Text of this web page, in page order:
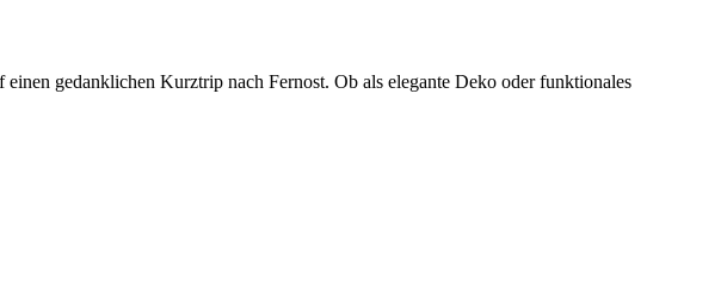
gedanklichen Kurztrip nach Fernost. Ob als elegante Deko oder funktionales